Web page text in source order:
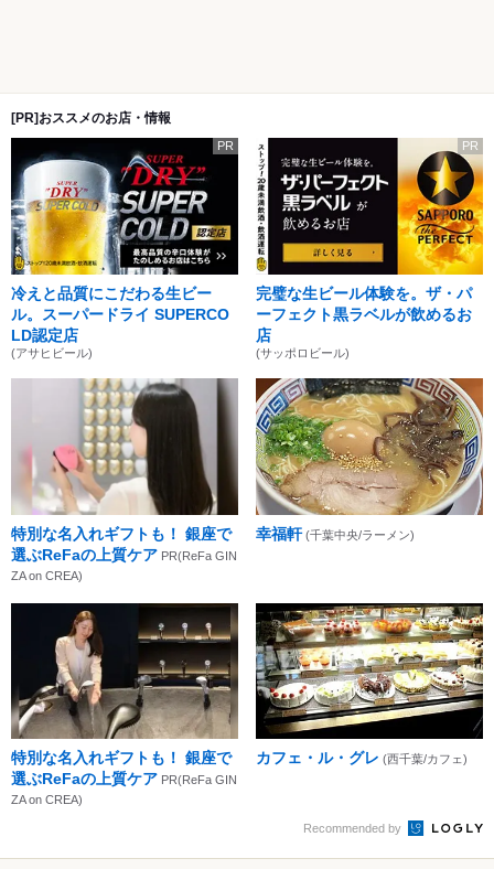
[PR]おススメのお店・情報
PR
冷えと品質にこだわる生ビー
ル。スーパードライ SUPERCO
LD認定店
(アサヒビール)
PR
完璧な生ビール体験を。ザ・パ
ーフェクト黒ラベルが飲めるお
店
(サッポロビール)
特別な名入れギフトも！ 銀座で
選ぶReFaの上質ケア PR(ReFa GIN
ZA on CREA)
幸福軒 (千葉中央/ラーメン)
特別な名入れギフトも！ 銀座で
選ぶReFaの上質ケア PR(ReFa GIN
ZA on CREA)
カフェ・ル・グレ (西千葉/カフェ)
Recommended by